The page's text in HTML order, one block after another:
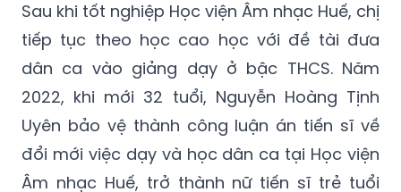
Sau khi tốt nghiệp Học viện Âm nhạc Huế, chị
tiếp tục theo học cao học với đề tài đưa
dân ca vào giảng dạy ở bậc THCS. Năm
2022, khi mới 32 tuổi, Nguyễn Hoàng Tịnh
Uyên bảo vệ thành công luận án tiến sĩ về
đổi mới việc dạy và học dân ca tại Học viện
Âm nhạc Huế, trở thành nữ tiến sĩ trẻ tuổi